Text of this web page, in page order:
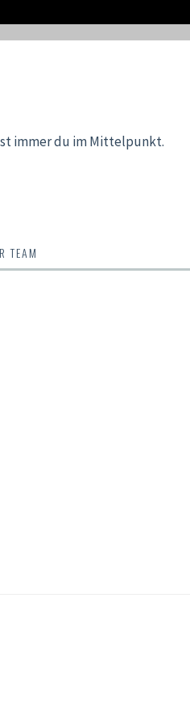
immer du im Mittelpunkt.
TEAM